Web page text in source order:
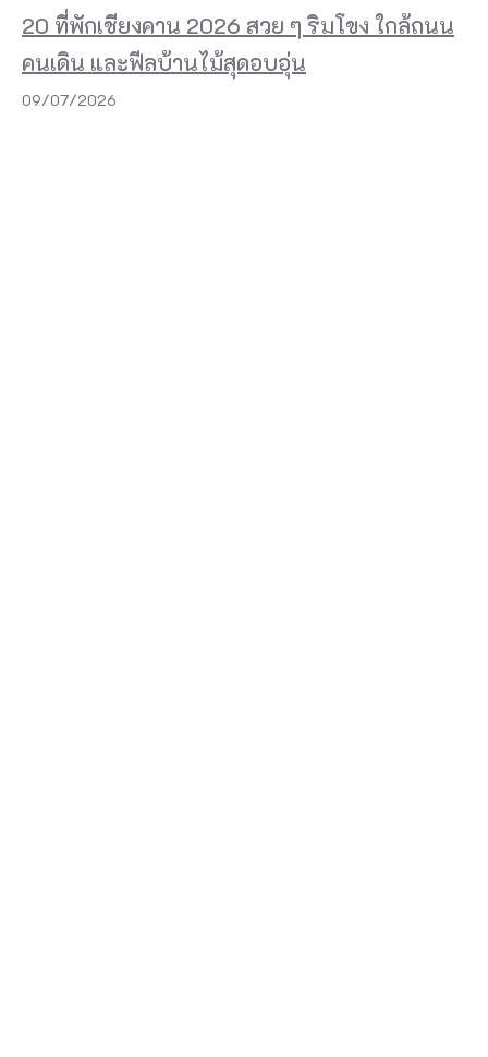
20 ที่พักเชียงคาน 2026 สวย ๆ ริมโขง ใกล้ถนน
คนเดิน และฟีลบ้านไม้สุดอบอุ่น
09/07/2026